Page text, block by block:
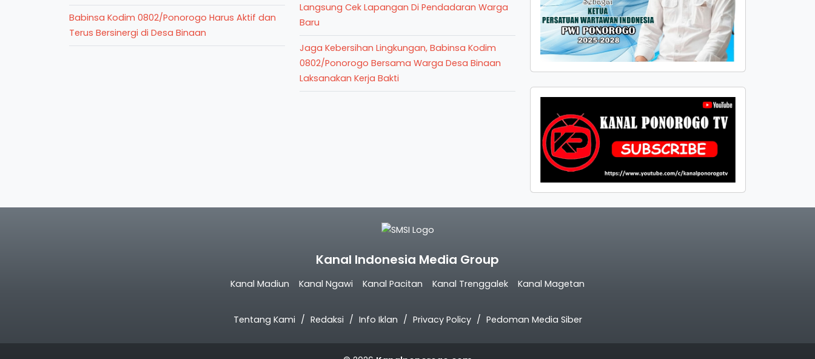
Babinsa Kodim 0802/Ponorogo Harus Aktif dan
Terus Bersinergi di Desa Binaan
Langsung Cek Lapangan Di Pendadaran Warga
Baru
Jaga Kebersihan Lingkungan, Babinsa Kodim
0802/Ponorogo Bersama Warga Desa Binaan
Laksanakan Kerja Bakti
Kanal Indonesia Media Group
Kanal Madiun Kanal Ngawi Kanal Pacitan Kanal Trenggalek Kanal Magetan
Tentang Kami Redaksi Info Iklan Privacy Policy Pedoman Media Siber